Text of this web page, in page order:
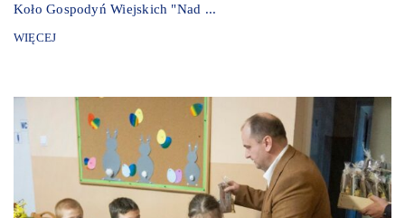
Koło Gospodyń Wiejskich "Nad ...
WIĘCEJ